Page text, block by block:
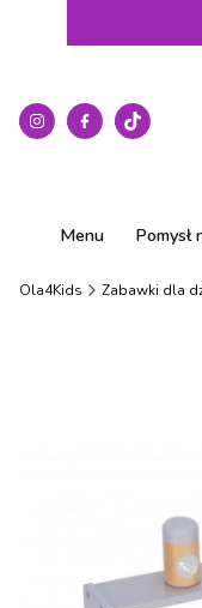
Menu Pomysł
Ola4Kids Zabawki dla